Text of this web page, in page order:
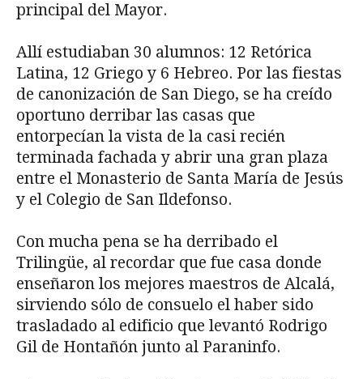
principal del Mayor.
Allí estudiaban 30 alumnos: 12 Retórica
Latina, 12 Griego y 6 Hebreo. Por las fiestas
de canonización de San Diego, se ha creído
oportuno derribar las casas que
entorpecían la vista de la casi recién
terminada fachada y abrir una gran plaza
entre el Monasterio de Santa María de Jesús
y el Colegio de San Ildefonso.
Con mucha pena se ha derribado el
Trilingüe, al recordar que fue casa donde
enseñaron los mejores maestros de Alcalá,
sirviendo sólo de consuelo el haber sido
trasladado al edificio que levantó Rodrigo
Gil de Hontañón junto al Paraninfo.